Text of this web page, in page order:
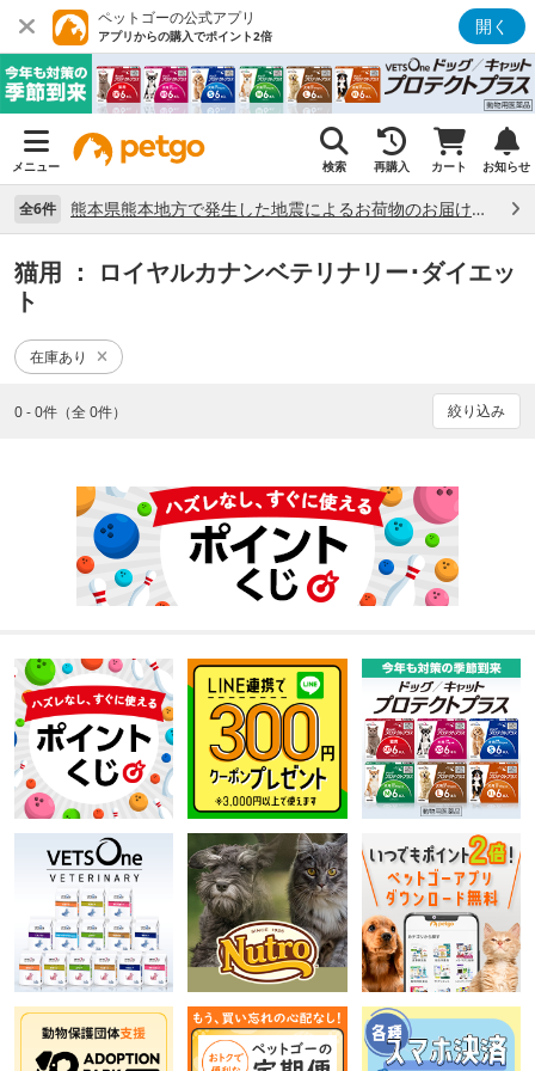
ペットゴーの公式アプリ
アプリからの購入でポイント2倍 開く
メニュー 検索 再購入 カート お知らせ
全6件 熊本県熊本地方で発生した地震によるお荷物のお届け状況について （7/28）
猫用 ： ロイヤルカナンベテリナリー･ダイエッ
ト
在庫あり
0 - 0件（全 0件） 絞り込み